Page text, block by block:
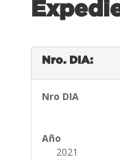
Nro. DIA:
Nro DIA
Año
2021